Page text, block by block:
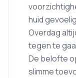
huid
Overdag
tegen te
De belofte
slimme